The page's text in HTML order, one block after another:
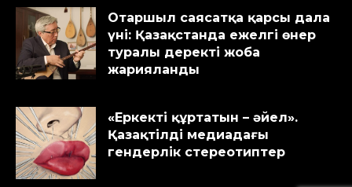
Отаршыл саясатқа қарсы дала
үні: Қазақстанда ежелгі өнер
туралы деректі жоба
жарияланды
«Еркекті құртатын – әйел».
Қазақтілді медиадағы
гендерлік стереотиптер